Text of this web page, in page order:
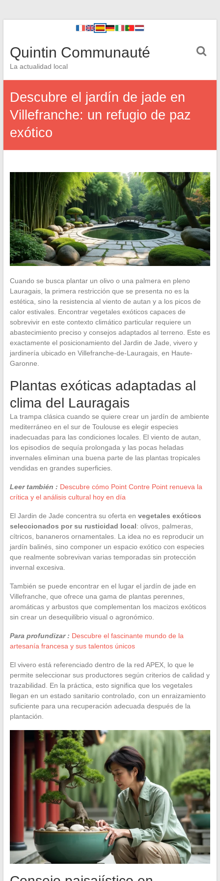
Quintin Communauté
La actualidad local
Descubre el jardín de jade en
Villefranche: un refugio de paz
exótico
Cuando se busca plantar un olivo o una palmera en pleno
Lauragais, la primera restricción que se presenta no es la
estética, sino la resistencia al viento de autan y a los picos de
calor estivales. Encontrar vegetales exóticos capaces de
sobrevivir en este contexto climático particular requiere un
abastecimiento preciso y consejos adaptados al terreno. Este es
exactamente el posicionamiento del Jardin de Jade, vivero y
jardinería ubicado en Villefranche-de-Lauragais, en Haute-
Garonne.
Plantas exóticas adaptadas al
clima del Lauragais
La trampa clásica cuando se quiere crear un jardín de ambiente
mediterráneo en el sur de Toulouse es elegir especies
inadecuadas para las condiciones locales. El viento de autan,
los episodios de sequía prolongada y las pocas heladas
invernales eliminan una buena parte de las plantas tropicales
vendidas en grandes superficies.
Leer también : Descubre cómo Point Contre Point renueva la
crítica y el análisis cultural hoy en día
El Jardin de Jade concentra su oferta en vegetales exóticos
seleccionados por su rusticidad local: olivos, palmeras,
cítricos, bananeros ornamentales. La idea no es reproducir un
jardín balinés, sino componer un espacio exótico con especies
que realmente sobrevivan varias temporadas sin protección
invernal excesiva.
También se puede encontrar en el lugar el jardín de jade en
Villefranche, que ofrece una gama de plantas perennes,
aromáticas y arbustos que complementan los macizos exóticos
sin crear un desequilibrio visual o agronómico.
Para profundizar : Descubre el fascinante mundo de la
artesanía francesa y sus talentos únicos
El vivero está referenciado dentro de la red APEX, lo que le
permite seleccionar sus productores según criterios de calidad y
trazabilidad. En la práctica, esto significa que los vegetales
llegan en un estado sanitario controlado, con un enraizamiento
suficiente para una recuperación adecuada después de la
plantación.